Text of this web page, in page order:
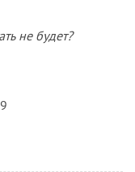
не будет?